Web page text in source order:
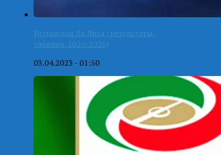
Испанская Ла Лига (результаты,
таблица-2025/2026)
03.04.2023 - 01:50